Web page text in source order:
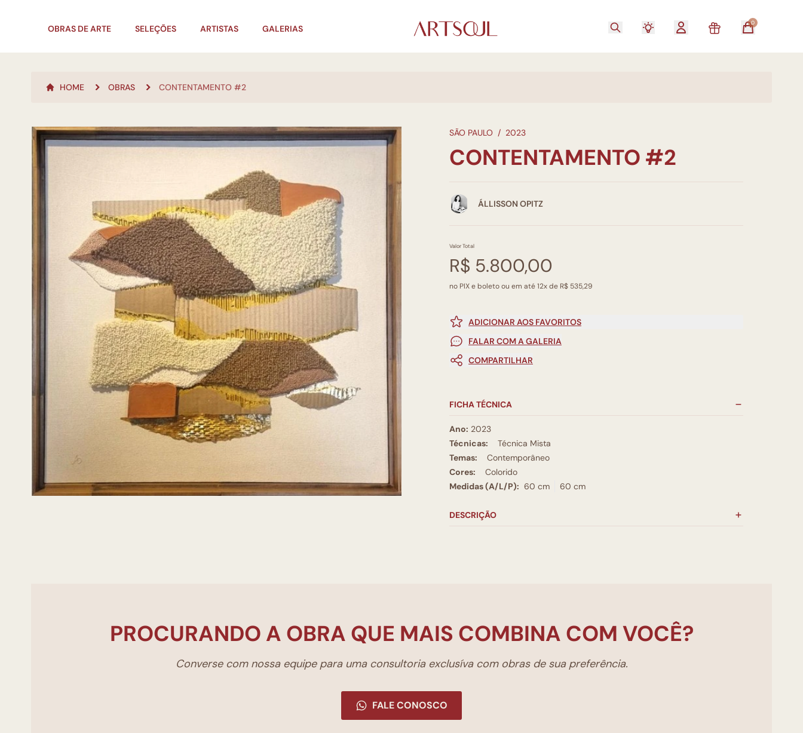
OBRAS DE ARTE SELEÇÕES ARTISTAS GALERIAS
0
HOME OBRAS CONTENTAMENTO #2
SÃO PAULO / 2023
CONTENTAMENTO #2
ÁLLISSON OPITZ
Valor Total
R$ 5.800,00
no PIX e boleto ou em até 12x de R$ 535,29
ADICIONAR AOS FAVORITOS
FALAR COM A GALERIA
COMPARTILHAR
FICHA TÉCNICA
Ano: 2023
Técnicas:
Técnica Mista
Temas:
Contemporâneo
Cores:
Colorido
Medidas (A/L/P): 60 cm 60 cm
DESCRIÇÃO
PROCURANDO A OBRA QUE MAIS COMBINA COM VOCÊ?
Converse com nossa equipe para uma consultoria exclusíva com obras de sua preferência.
FALE CONOSCO